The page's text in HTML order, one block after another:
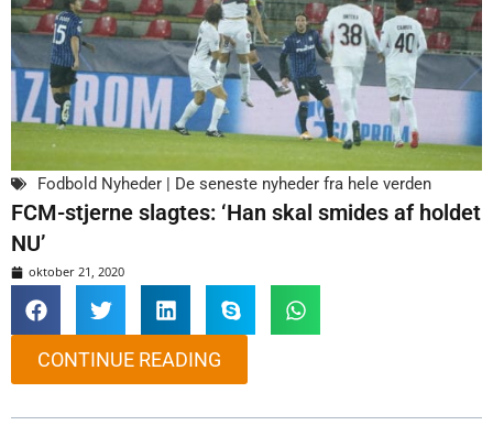
Fodbold Nyheder | De seneste nyheder fra hele verden
FCM-stjerne slagtes: ‘Han skal smides af holdet
NU’
oktober 21, 2020
CONTINUE READING